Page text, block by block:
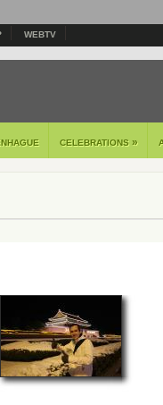
WEBTV
CELEBRATIONS »